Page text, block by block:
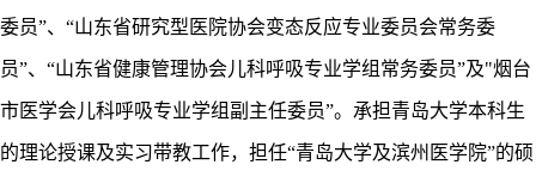
委员”、“山东省研究型医院协会变态反应专业委员会常务委
员”、“山东省健康管理协会儿科呼吸专业学组常务委员”及"烟台
市医学会儿科呼吸专业学组副主任委员”。承担青岛大学本科生
的理论授课及实习带教工作，担任“青岛大学及滨州医学院”的硕